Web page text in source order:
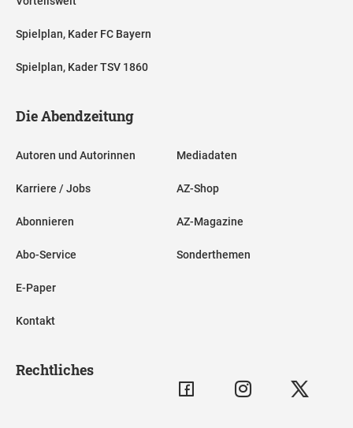
Spielplan, Kader FC Bayern
Spielplan, Kader TSV 1860
Die Abendzeitung
Autoren und Autorinnen
Karriere / Jobs
Abonnieren
Abo-Service
E-Paper
Kontakt
Mediadaten
AZ-Shop
AZ-Magazine
Sonderthemen
Rechtliches